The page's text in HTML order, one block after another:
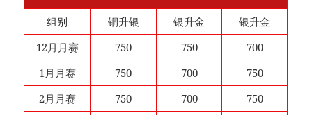
组别 铜升银 银升金
银升金
12月月赛
750 750
700
1月月赛
750 700
750
2月月赛
750 700
750